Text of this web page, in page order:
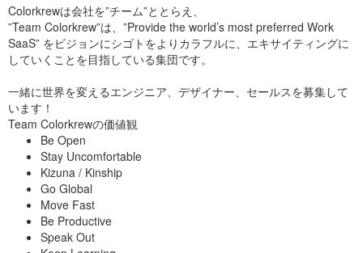
Colorkrewは会社を”チーム”ととらえ、
”Team Colorkrew”は、”Provide the world’s most preferred Work
SaaS” をビジョンにシゴトをよりカラフルに、エキサイティングに
していくことを目指している集団です。
一緒に世界を変えるエンジニア、デザイナー、セールスを募集して
います！
Team Colorkrewの価値観
Be Open
Stay Uncomfortable
Kizuna / Kinship
Go Global
Move Fast
Be Productive
Speak Out